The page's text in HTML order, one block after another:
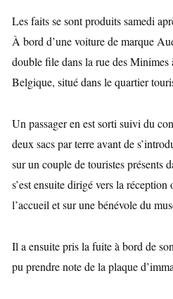
Les faits se sont produits samedi
À bord d’une voiture de marque
double file dans la rue des
Belgique, situé dans le quartier
Un passager en est sorti suivi du
deux sacs par terre avant de
sur un couple de touristes présents
s’est ensuite dirigé vers la
l’accueil et sur une bénévole du
Il a ensuite pris la fuite à bord de
pu prendre note de la plaque